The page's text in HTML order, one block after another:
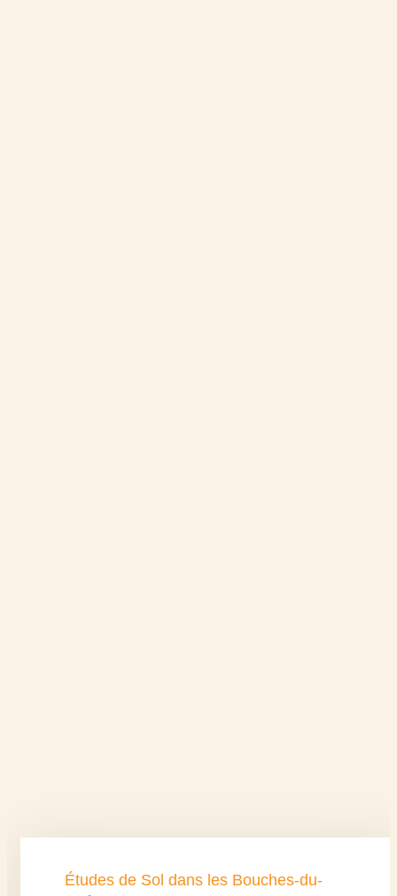
Études de Sol dans les Bouches-du-